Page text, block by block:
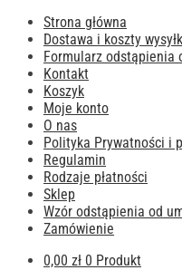
Strona główna
Dostawa i koszty
Formularz odstąpienia
Kontakt
Koszyk
Moje konto
O nas
Polityka Prywatności i
Regulamin
Rodzaje płatności
Sklep
Wzór odstąpienia od
Zamówienie
0,00 zł 0 Produkt